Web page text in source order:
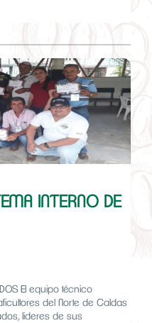
INTERNO DE
El equipo técnico
del Norte de Caldas
lideres de sus